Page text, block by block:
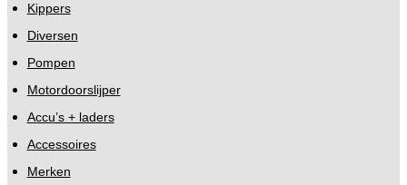
Kippers
Diversen
Pompen
Motordoorslijper
Accu’s + laders
Accessoires
Merken